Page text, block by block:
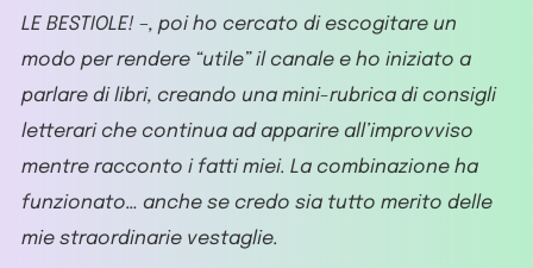
LE BESTIOLE! –, poi ho cercato di escogitare un
modo per rendere “utile” il canale e ho iniziato a
parlare di libri, creando una mini-rubrica di consigli
letterari che continua ad apparire all’improvviso
mentre racconto i fatti miei. La combinazione ha
funzionato… anche se credo sia tutto merito delle
mie straordinarie vestaglie.